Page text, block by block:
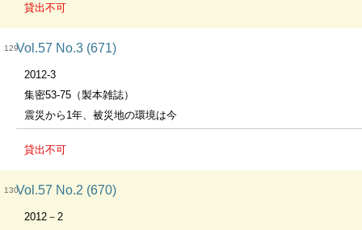
貸出不可
129Vol.57 No.3 (671)
2012-3
集密53-75（製本雑誌）
震災から1年、被災地の環境は今
貸出不可
130Vol.57 No.2 (670)
2012－2